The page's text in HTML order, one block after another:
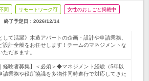
問 リモートワーク可 女性のおしごと掲載中
終了予定日： 2026/12/14
して活躍》木造アパートの企画・設計や申請業務、
設計全般をお任せします！チームのマネジメントな
ただきます。
経験者募集】＜必須＞◆マネジメント経験（5年以
請業務や役所協議を多物件同時進行で対応してきた